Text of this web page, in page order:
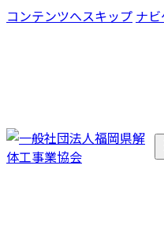
コンテンツへスキップ ナ